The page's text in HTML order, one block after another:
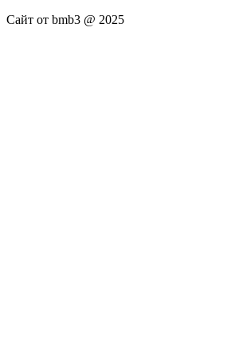
Сайт от bmb3 @ 2025